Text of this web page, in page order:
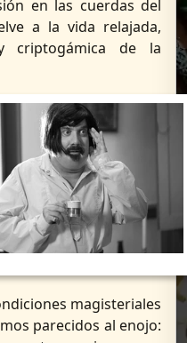
en las cuerdas del
a la vida relajada,
criptogámica de la
magisteriales
parecidos al enojo: